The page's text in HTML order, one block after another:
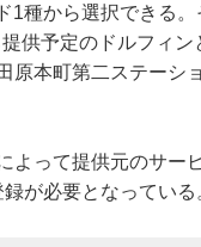
1種から選択できる
供予定のドルフィン
原本町第二ステーシ
よって提供元のサー
が必要となっている